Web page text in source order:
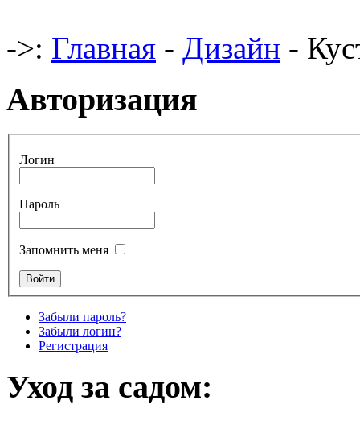
->: Главная - Дизайн -
Авторизация
Логин
Пароль
Запомнить меня
Забыли пароль?
Забыли логин?
Регистрация
Уход за садом: